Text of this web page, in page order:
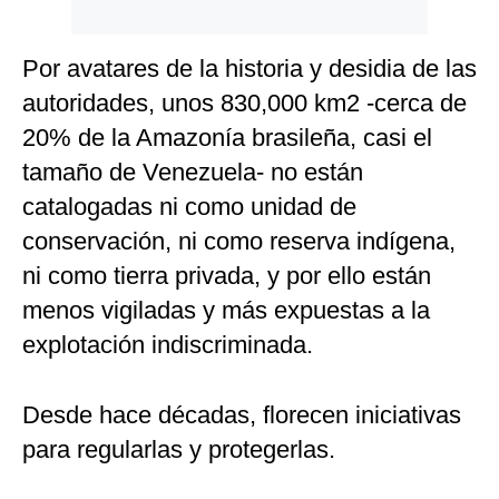
Por avatares de la historia y desidia de las
autoridades, unos 830,000 km2 -cerca de
20% de la Amazonía brasileña, casi el
tamaño de Venezuela- no están
catalogadas ni como unidad de
conservación, ni como reserva indígena,
ni como tierra privada, y por ello están
menos vigiladas y más expuestas a la
explotación indiscriminada.
Desde hace décadas, florecen iniciativas
para regularlas y protegerlas.